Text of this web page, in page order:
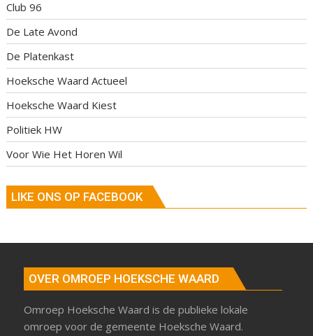
Club 96
De Late Avond
De Platenkast
Hoeksche Waard Actueel
Hoeksche Waard Kiest
Politiek HW
Voor Wie Het Horen Wil
LIKE ONS OP FACEBOOK
OVER OMROEP HOEKSCHE WAARD
Omroep Hoeksche Waard is de publieke lokale
omroep voor de gemeente Hoeksche Waard.